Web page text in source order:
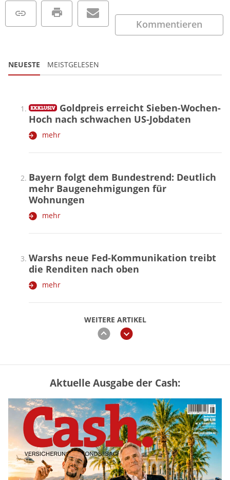
Kommentieren
NEUESTE MEISTGELESEN
WEITERE ARTIKEL
zurückweiter
Goldpreis erreicht Sieben-Wochen-
Hoch nach schwachen US-Jobdaten
mehr
Bayern folgt dem Bundestrend: Deutlich
mehr Baugenehmigungen für
Wohnungen
mehr
Warshs neue Fed-Kommunikation treibt
die Renditen nach oben
mehr
Vermieter-Zutritt: Wann Mieter
die Wohnung öffnen müssen
mehr
Mütterrente III Tabelle: So viel Renten-
Nachzahlung ist pro Kind möglich
Aktuelle Ausgabe der Cash: